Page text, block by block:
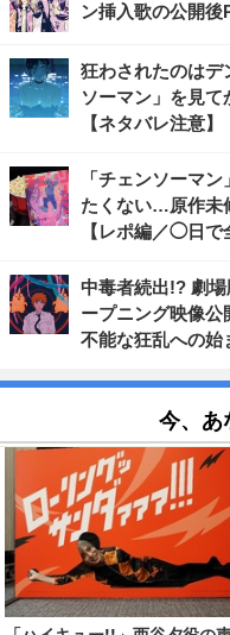
ン挿入歌の公開後
狂わされたのはデ
ソーマン」を見
【ネタバレ注意】
「チェンソーマ
たくない…原作未
【レポ編／◯日で
中毒者続出!? 劇
ープニング映像公
不能な狂乱への
今、あ